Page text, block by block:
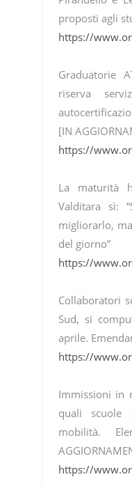
proposti agli
https://
Graduatorie
riserva
[IN
https://
La maturità
Valditara sì:
migliorarlo,
del giorno”
https://
Collaboratori
Sud, si
aprile.
https://
Immissioni in
quali scuole
mobilità.
https://